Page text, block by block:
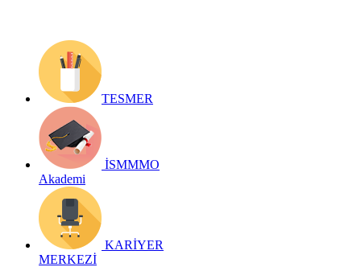
TESMER
İSMMMO
Akademi
KARİYER
MERKEZİ